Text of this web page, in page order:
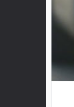
Schotten
Antrifttal
Feldatal